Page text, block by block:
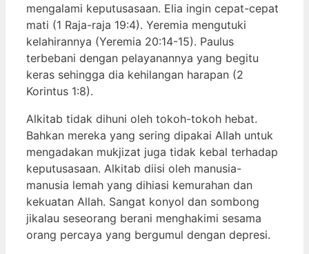
mengalami keputusasaan. Elia ingin cepat-cepat
mati (1 Raja-raja 19:4). Yeremia mengutuki
kelahirannya (Yeremia 20:14-15). Paulus
terbebani dengan pelayanannya yang begitu
keras sehingga dia kehilangan harapan (2
Korintus 1:8).
Alkitab tidak dihuni oleh tokoh-tokoh hebat.
Bahkan mereka yang sering dipakai Allah untuk
mengadakan mukjizat juga tidak kebal terhadap
keputusasaan. Alkitab diisi oleh manusia-
manusia lemah yang dihiasi kemurahan dan
kekuatan Allah. Sangat konyol dan sombong
jikalau seseorang berani menghakimi sesama
orang percaya yang bergumul dengan depresi.